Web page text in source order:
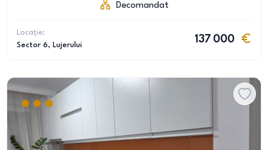
Decomandat
Locație:
Sector 6, Lujerului
137 000